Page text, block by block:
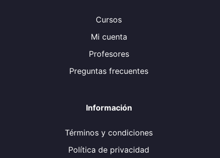
Cursos
Mi cuenta
Profesores
Preguntas frecuentes
Información
Términos y condiciones
Política de privacidad